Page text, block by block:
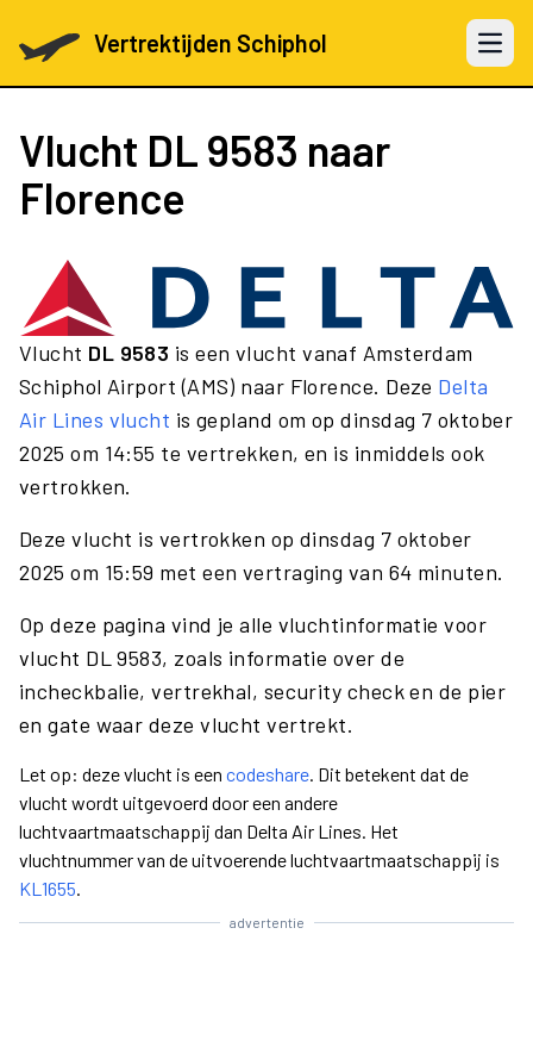
Vertrektijden Schiphol Open
Vlucht DL 9583 naar
Florence
Vlucht DL 9583 is een vlucht vanaf Amsterdam
Schiphol Airport (AMS) naar Florence. Deze Delta
Air Lines vlucht is gepland om op dinsdag 7 oktober
2025 om 14:55 te vertrekken, en is inmiddels ook
vertrokken.
Deze vlucht is vertrokken op dinsdag 7 oktober
2025 om 15:59 met een vertraging van 64 minuten.
Op deze pagina vind je alle vluchtinformatie voor
vlucht DL 9583, zoals informatie over de
incheckbalie, vertrekhal, security check en de pier
en gate waar deze vlucht vertrekt.
Let op: deze vlucht is een codeshare. Dit betekent dat de
vlucht wordt uitgevoerd door een andere
luchtvaartmaatschappij dan Delta Air Lines. Het
vluchtnummer van de uitvoerende luchtvaartmaatschappij is
KL1655.
advertentie